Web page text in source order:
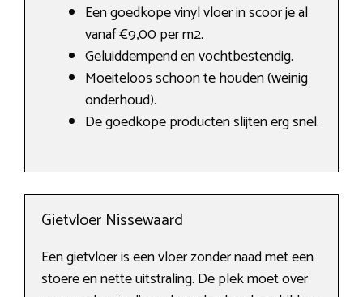
Een goedkope vinyl vloer in scoor je al
vanaf €9,00 per m2.
Geluiddempend en vochtbestendig.
Moeiteloos schoon te houden (weinig
onderhoud).
De goedkope producten slijten erg snel.
Gietvloer Nissewaard
Een gietvloer is een vloer zonder naad met een
stoere en nette uitstraling. De plek moet over